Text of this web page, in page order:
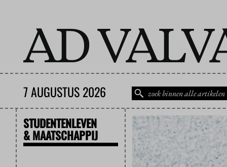
7 AUGUSTUS 2026
STUDENTENLEVEN
& MAATSCHAPPIJ